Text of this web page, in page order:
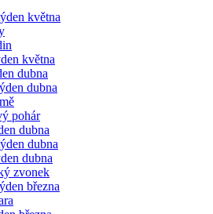
května
května
dubna
dubna
pohár
dubna
dubna
dubna
zvonek
března